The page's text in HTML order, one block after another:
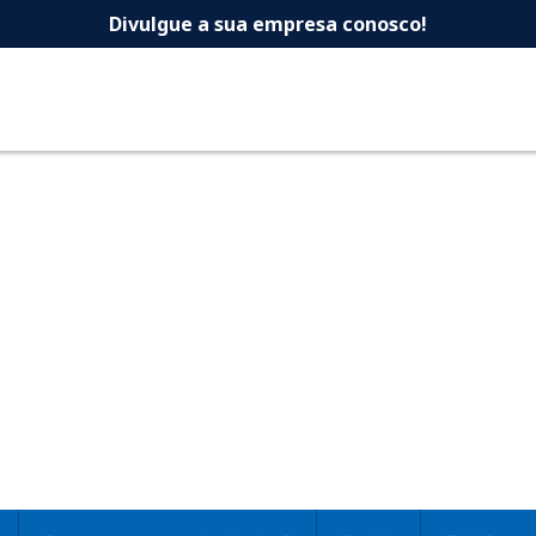
-Dicas
Divulgue a sua empresa conosco!